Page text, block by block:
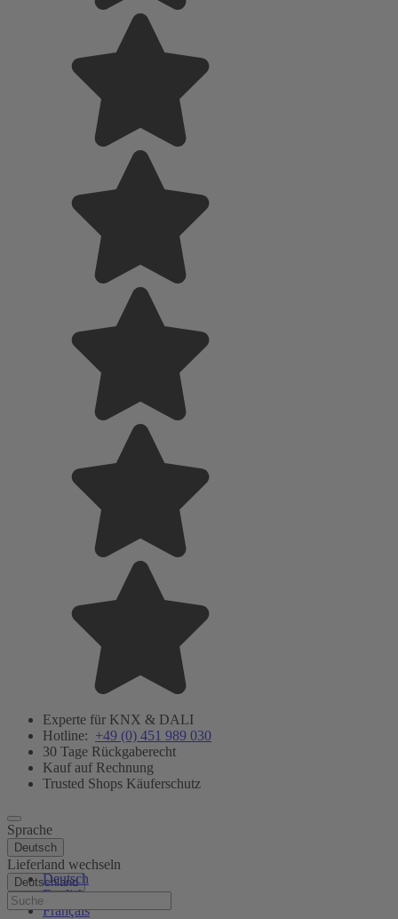
Experte für KNX & DALI
Hotline: +49 (0) 451 989 030
30 Tage Rückgaberecht
Kauf auf Rechnung
Trusted Shops Käuferschutz
Sprache
Deutsch
Deutsch
English
Français
Lieferland wechseln
Deutschland
Hilfe